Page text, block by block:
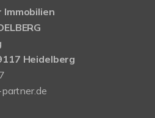
Immobilien
Heidelberg